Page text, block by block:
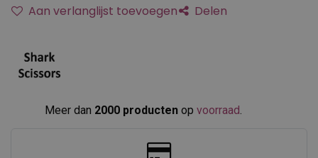
Aan verlanglijst toevoegen Delen
Meer dan 2000 producten op voorraad.​